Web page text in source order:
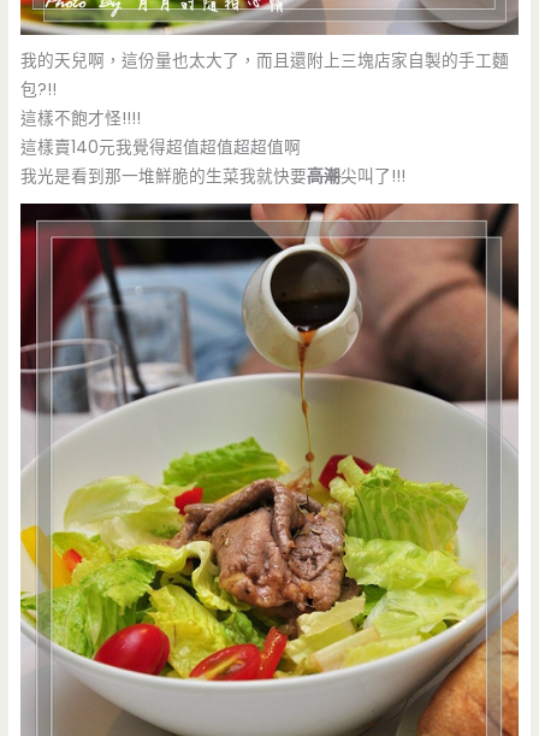
我的天兒啊，這份量也太大了，而且還附上三塊店家自製的手工麵
包?!!
這樣不飽才怪!!!!
這樣賣140元我覺得超值超值超超值啊
我光是看到那一堆鮮脆的生菜我就快要高潮尖叫了!!!